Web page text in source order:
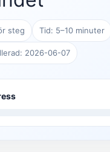
steg Tid: 5–10 minuter
2026-06-07